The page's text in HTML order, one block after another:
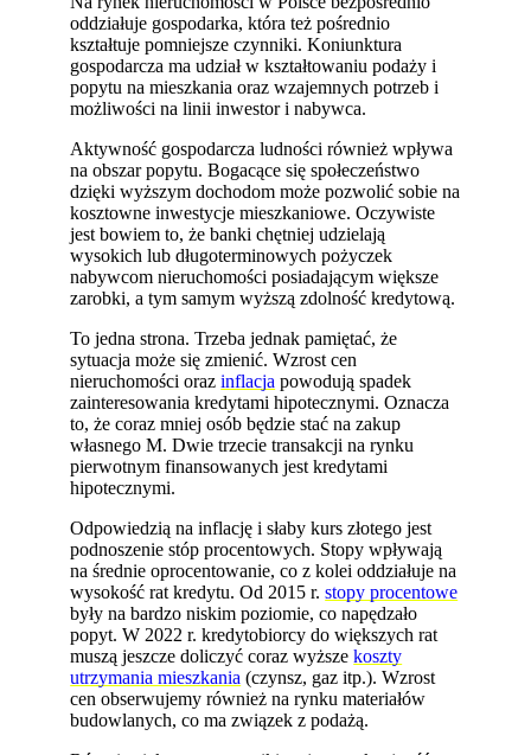
oddziałuje gospodarka, która też pośrednio
kształtuje pomniejsze czynniki. Koniunktura
gospodarcza ma udział w kształtowaniu podaży i
popytu na mieszkania oraz wzajemnych potrzeb i
możliwości na linii inwestor i nabywca.
Aktywność gospodarcza ludności również wpływa
na obszar popytu. Bogacące się społeczeństwo
dzięki wyższym dochodom może pozwolić sobie na
kosztowne inwestycje mieszkaniowe. Oczywiste
jest bowiem to, że banki chętniej udzielają
wysokich lub długoterminowych pożyczek
nabywcom nieruchomości posiadającym większe
zarobki, a tym samym wyższą zdolność kredytową.
To jedna strona. Trzeba jednak pamiętać, że
sytuacja może się zmienić. Wzrost cen
nieruchomości orazinflacja powodują spadek
zainteresowania kredytami hipotecznymi. Oznacza
to, że coraz mniej osób będzie stać na zakup
własnego M. Dwie trzecie transakcji na rynku
pierwotnym finansowanych jest kredytami
hipotecznymi.
Odpowiedzią na inflację i słaby kurs złotego jest
podnoszenie stóp procentowych. Stopy wpływają
na średnie oprocentowanie, co z kolei oddziałuje na
wysokość rat kredytu. Od 2015 r.stopy procentowe
były na bardzo niskim poziomie, co napędzało
popyt. W 2022 r. kredytobiorcy do większych rat
muszą jeszcze doliczyć coraz wyższekoszty
utrzymania mieszkania (czynsz, gaz itp.). Wzrost
cen obserwujemy również na rynku materiałów
budowlanych, co ma związek z podażą.